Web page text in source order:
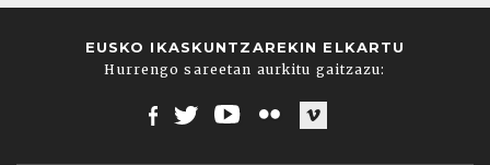
EUSKO IKASKUNTZAREKIN ELKARTU
Hurrengo sareetan aurkitu gaitzazu: